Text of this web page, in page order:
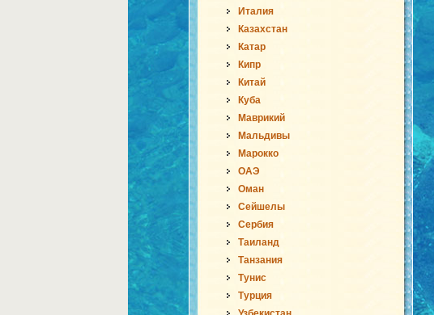
Италия
Казахстан
Катар
Кипр
Китай
Куба
Маврикий
Мальдивы
Марокко
ОАЭ
Оман
Сейшелы
Сербия
Таиланд
Танзания
Тунис
Турция